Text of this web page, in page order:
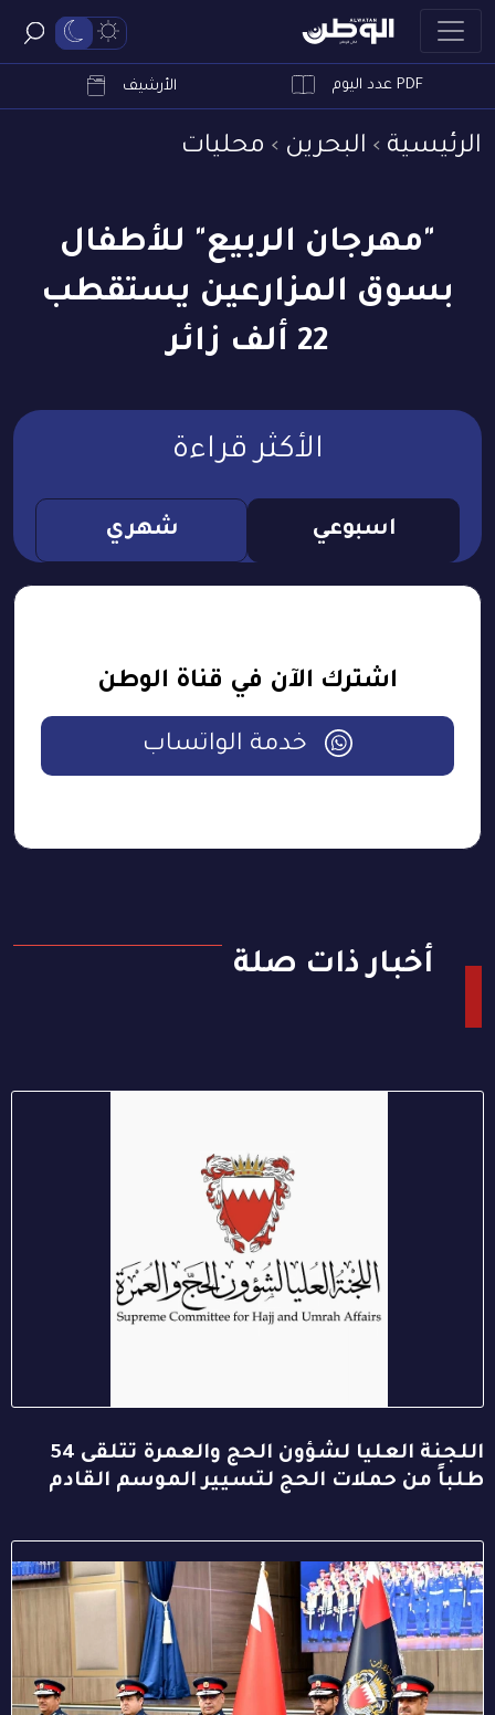
PDF عدد اليوم الأرشيف
الرئيسية البحرين محليات
"مهرجان الربيع" للأطفال
بسوق المزارعين يستقطب
22 ألف زائر
الأكثر قراءة
اسبوعي شهري
اشترك الآن في قناة الوطن
خدمة الواتساب
أخبار ذات صلة
اللجنة العليا لشؤون الحج والعمرة تتلقى 54
طلباً من حملات الحج لتسيير الموسم القادم